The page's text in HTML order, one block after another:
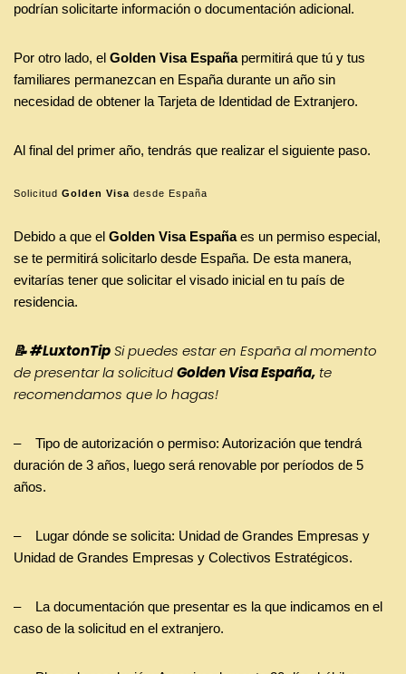
podrían solicitarte información o documentación adicional.
Por otro lado, el Golden Visa España permitirá que tú y tus
familiares permanezcan en España durante un año sin
necesidad de obtener la Tarjeta de Identidad de Extranjero.
Al final del primer año, tendrás que realizar el siguiente paso.
Solicitud Golden Visa desde España
Debido a que el Golden Visa Españaes un permiso especial,
se te permitirá solicitarlo desde España. De esta manera,
evitarías tener que solicitar el visado inicial en tu país de
residencia.
📝#LuxtonTipSi puedes estar en España al momento
de presentar la solicitudGolden Visa España, te
recomendamos que lo hagas!
– Tipo de autorización o permiso: Autorización que tendrá
duración de 3 años, luego será renovable por períodos de 5
años.
– Lugar dónde se solicita: Unidad de Grandes Empresas y
Unidad de Grandes Empresas y Colectivos Estratégicos.
– La documentación que presentar es la que indicamos en el
caso de la solicitud en el extranjero.